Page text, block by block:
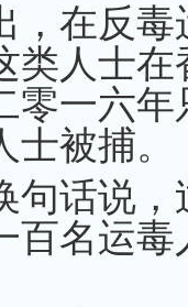
在反毒
类人士在
零一六年
被捕。
话说，
百名运毒